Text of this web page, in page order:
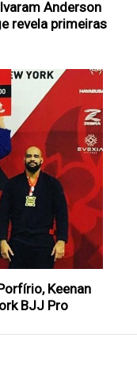
Anderson
revela primeiras
Keenan
BJJ Pro